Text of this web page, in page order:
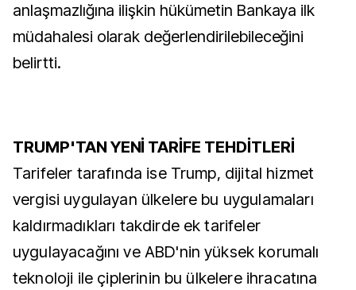
anlaşmazlığına ilişkin hükümetin Bankaya ilk
müdahalesi olarak değerlendirilebileceğini
belirtti.
TRUMP'TAN YENİ TARİFE TEHDİTLERİ
Tarifeler tarafında ise Trump, dijital hizmet
vergisi uygulayan ülkelere bu uygulamaları
kaldırmadıkları takdirde ek tarifeler
uygulayacağını ve ABD'nin yüksek korumalı
teknoloji ile çiplerinin bu ülkelere ihracatına